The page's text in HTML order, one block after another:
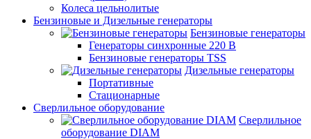
Колеса цельнолитые
Бензиновые и Дизельные генераторы
Бензиновые генераторы
Генераторы синхронные 220 В
Бензиновые генераторы TSS
Дизельные генераторы
Портативные
Стационарные
Сверлильное оборудование
Сверлильное
оборудование DIAM